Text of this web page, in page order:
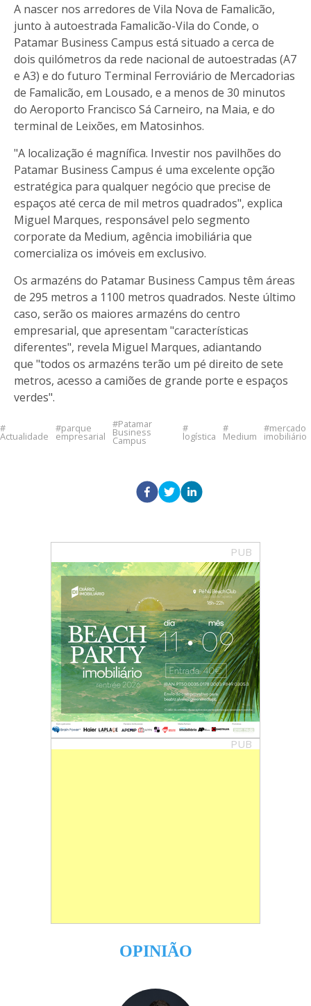
A nascer nos arredores de Vila Nova de Famalicão,
junto à autoestrada Famalicão-Vila do Conde, o
Patamar Business Campus está situado a cerca de
dois quilómetros da rede nacional de autoestradas (A7
e A3) e do futuro Terminal Ferroviário de Mercadorias
de Famalicão, em Lousado, e a menos de 30 minutos
do Aeroporto Francisco Sá Carneiro, na Maia, e do
terminal de Leixões, em Matosinhos.
"A localização é magnífica. Investir nos pavilhões do
Patamar Business Campus é uma excelente opção
estratégica para qualquer negócio que precise de
espaços até cerca de mil metros quadrados", explica
Miguel Marques, responsável pelo segmento
corporate da Medium, agência imobiliária que
comercializa os imóveis em exclusivo.
Os armazéns do Patamar Business Campus têm áreas
de 295 metros a 1100 metros quadrados. Neste último
caso, serão os maiores armazéns do centro
empresarial, que apresentam "características
diferentes", revela Miguel Marques, adiantando
que "todos os armazéns terão um pé direito de sete
metros, acesso a camiões de grande porte e espaços
verdes".
Actualidade
parque
empresarial
Patamar
Business
Campus logística Medium
mercado
imobiliário
PUB
PUB
OPINIÃO